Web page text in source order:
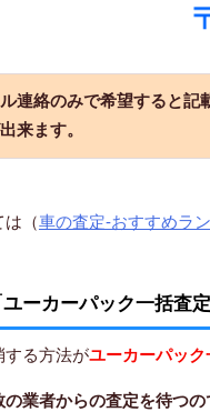
連絡のみで希望すると記
来ます。
は（車の査定-おすすめラ
ーカーパック一括査
する方法がユーカーパック
業者からの査定を待つ